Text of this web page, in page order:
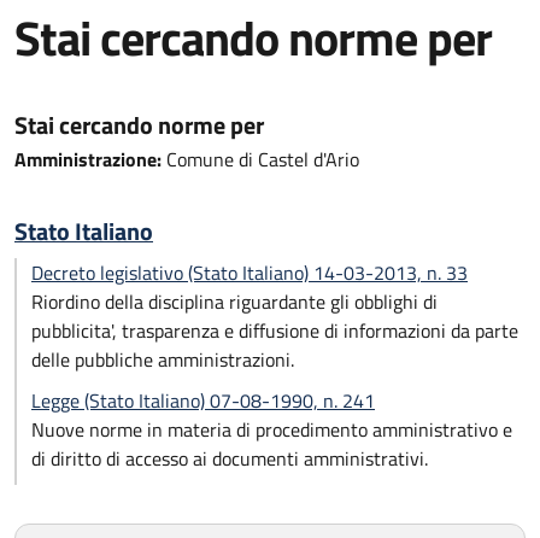
Stai cercando norme per
Stai cercando norme per
Amministrazione: Comune di Castel d'Ario
Stato Italiano
Decreto legislativo (Stato Italiano) 14-03-2013, n. 33
Riordino della disciplina riguardante gli obblighi di
pubblicita', trasparenza e diffusione di informazioni da parte
delle pubbliche amministrazioni.
Legge (Stato Italiano) 07-08-1990, n. 241
Nuove norme in materia di procedimento amministrativo e
di diritto di accesso ai documenti amministrativi.